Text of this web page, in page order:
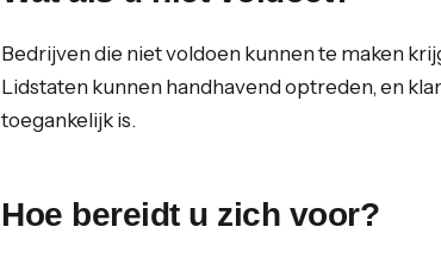
Bedrijven die niet voldoen kunnen te maken
Lidstaten kunnen handhavend optreden, en
toegankelijk is.
Hoe bereidt u zich voor?